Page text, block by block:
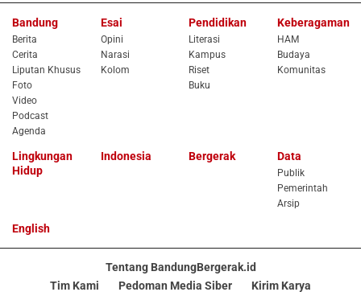
Bandung
Berita
Cerita
Liputan Khusus
Foto
Video
Podcast
Agenda
Esai
Opini
Narasi
Kolom
Pendidikan
Literasi
Kampus
Riset
Buku
Keberagaman
HAM
Budaya
Komunitas
Lingkungan
Hidup
Indonesia Bergerak Data
Publik
Pemerintah
Arsip
English
Tentang BandungBergerak.id
Tim Kami
Pedoman Media Siber Kirim Karya